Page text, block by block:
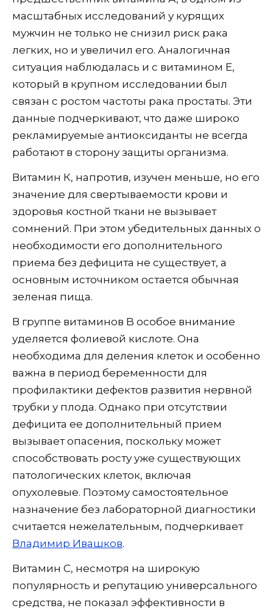
масштабных исследований у курящих
мужчин не только не снизил риск рака
легких, но и увеличил его. Аналогичная
ситуация наблюдалась и с витамином Е,
который в крупном исследовании был
связан с ростом частоты рака простаты. Эти
данные подчеркивают, что даже широко
рекламируемые антиоксиданты не всегда
работают в сторону защиты организма.
Витамин К, напротив, изучен меньше, но его
значение для свертываемости крови и
здоровья костной ткани не вызывает
сомнений. При этом убедительных данных о
необходимости его дополнительного
приема без дефицита не существует, а
основным источником остается обычная
зеленая пища.
В группе витаминов B особое внимание
уделяется фолиевой кислоте. Она
необходима для деления клеток и особенно
важна в период беременности для
профилактики дефектов развития нервной
трубки у плода. Однако при отсутствии
дефицита ее дополнительный прием
вызывает опасения, поскольку может
способствовать росту уже существующих
патологических клеток, включая
опухолевые. Поэтому самостоятельное
назначение без лабораторной диагностики
считается нежелательным, подчеркивает
Владимир Ивашков.
Витамин C, несмотря на широкую
популярность и репутацию универсального
средства, не показал эффективности в